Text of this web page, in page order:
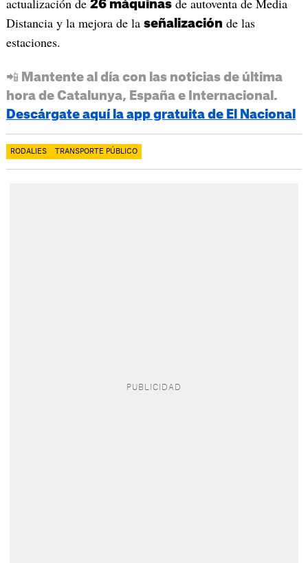
actualización de 26 máquinasde autoventa de Media
Distancia y la mejora de la señalización de las
estaciones.
📲 Mantente al día con las noticias de última
hora de Catalunya, España e Internacional.
Descárgate aquí la app gratuita de El Nacional
RODALIES TRANSPORTE PÚBLICO